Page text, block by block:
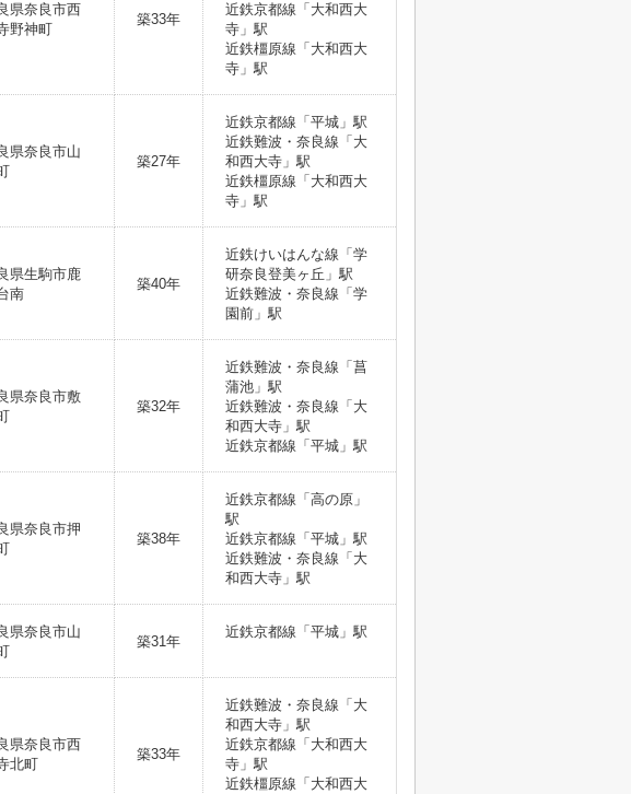
県奈良市西
野神町
築33年
近鉄京都線「大和西大
寺」駅
近鉄橿原線「大和西大
寺」駅
県奈良市山
築27年
近鉄京都線「平城」駅
近鉄難波・奈良線「大
和西大寺」駅
近鉄橿原線「大和西大
寺」駅
県生駒市鹿
南
築40年
近鉄けいはんな線「学
研奈良登美ヶ丘」駅
近鉄難波・奈良線「学
園前」駅
県奈良市敷
築32年
近鉄難波・奈良線「菖
蒲池」駅
近鉄難波・奈良線「大
和西大寺」駅
近鉄京都線「平城」駅
県奈良市押
築38年
近鉄京都線「高の原」
駅
近鉄京都線「平城」駅
近鉄難波・奈良線「大
和西大寺」駅
県奈良市山
築31年
近鉄京都線「平城」駅
県奈良市西
北町
築33年
近鉄難波・奈良線「大
和西大寺」駅
近鉄京都線「大和西大
寺」駅
近鉄橿原線「大和西大